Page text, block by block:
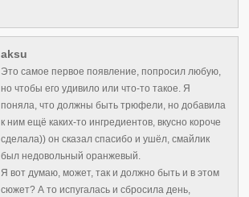
aksu
Это самое первое появление, попросил любую,
но чтобы его удивило или что-то такое. Я
поняла, что должны быть трюфели, но добавила
к ним ещё каких-то ингредиентов, вкусно короче
сделала)) он сказал спасибо и ушёл, смайлик
был недовольный оранжевый.
Я вот думаю, может, так и должно быть и в этом
сюжет? А то испугалась и сбросила день,